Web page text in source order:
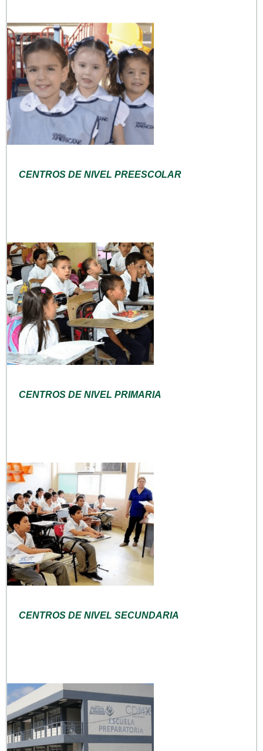
CENTROS DE NIVEL PREESCOLAR
CENTROS DE NIVEL PRIMARIA
CENTROS DE NIVEL SECUNDARIA